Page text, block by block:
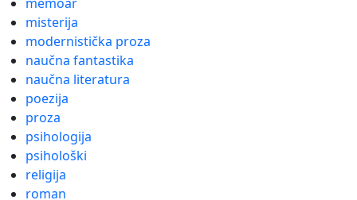
memoar
misterija
modernistička proza
naučna fantastika
naučna literatura
poezija
proza
psihologija
psihološki
religija
roman